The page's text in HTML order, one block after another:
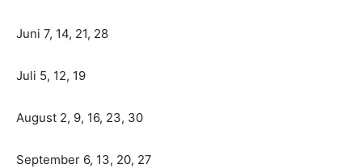
Juni 7, 14, 21, 28
Juli 5, 12, 19
August 2, 9, 16, 23, 30
September 6, 13, 20, 27